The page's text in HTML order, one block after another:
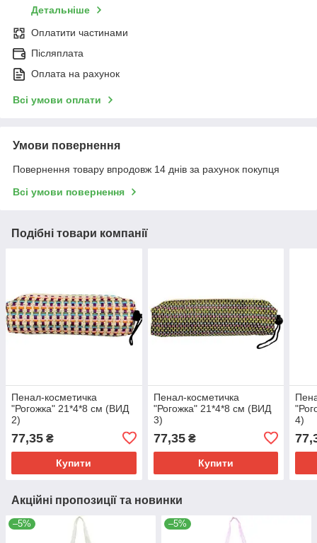
Детальніше
Оплатити частинами
Післяплата
Оплата на рахунок
Всі умови оплати
Умови повернення
Повернення товару впродовж 14 днів за рахунок покупця
Всі умови повернення
Подібні товари компанії
Пенал-косметичка
"Рогожка" 21*4*8 см (ВИД
2)
77,35 ₴
Купити
Пенал-косметичка
"Рогожка" 21*4*8 см (ВИД
3)
77,35₴
Купити
4)
Акційні пропозиції та новинки
–5% –5%